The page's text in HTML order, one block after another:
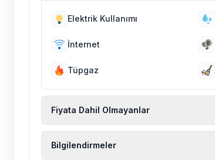
Elektrik Kullanımı
İnternet
Tüpgaz
Fiyata Dahil Olmayanlar
Bilgilendirmeler